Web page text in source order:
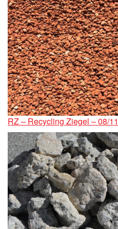
RZ – Recycling Ziegel – 08/11